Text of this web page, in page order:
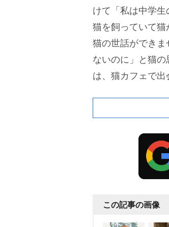
けて「私は中学
猫を飼っていて
猫の世話ができま
ないのに」と猫
は、猫カフェで
株主優待と配当
め、バブル崩壊
浮き沈みを経験
この記事の画像